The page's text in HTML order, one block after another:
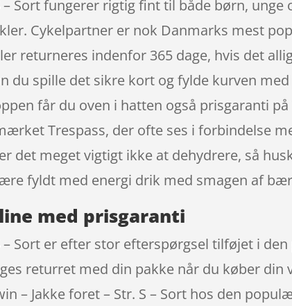
– Sort fungerer rigtig fint til både børn,
Cykelpartner er nok Danmarks mest
returneres indenfor 365 dage, hvis det
du spille det sikre kort og fylde kurven
får du oven i hatten også prisgaranti på
Trespass, der ofte ses i forbindelse
det meget vigtigt ikke at dehydrere, så
fyldt med energi drik med smagen af
med prisgaranti
– Sort er efter stor efterspørgsel tilføjet i
returret med din pakke når du køber din
– Jakke foret – Str. S – Sort hos den